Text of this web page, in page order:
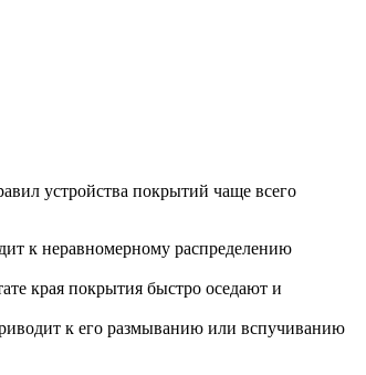
устройства покрытий чаще всего
к неравномерному распределению
края покрытия быстро оседают и
к его размыванию или вспучиванию